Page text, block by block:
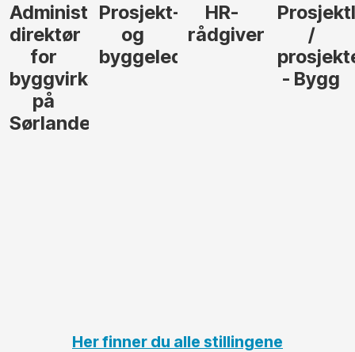
Administrerende
direktør
for
byggvirksomhet
på
Sørlandet
Prosjekt-
og
byggeleder
HR-
rådgiver
/
- Bygg
Her finner du alle stillingene